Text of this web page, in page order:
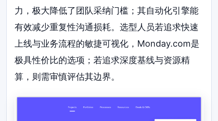
力，极大降低了团队采纳门槛；其自动化引擎能
有效减少重复性沟通损耗。选型人员若追求快速
上线与业务流程的敏捷可视化，Monday.com是
极具性价比的选项；若追求深度基线与资源精
算，则需审慎评估其边界。